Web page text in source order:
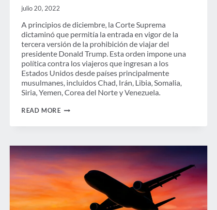
julio 20, 2022
A principios de diciembre, la Corte Suprema
dictaminó que permitía la entrada en vigor de la
tercera versión de la prohibición de viajar del
presidente Donald Trump. Esta orden impone una
política contra los viajeros que ingresan a los
Estados Unidos desde países principalmente
musulmanes, incluidos Chad, Irán, Libia, Somalia,
Siria, Yemen, Corea del Norte y Venezuela.
READ MORENUEVA
PLENO
EFECTO